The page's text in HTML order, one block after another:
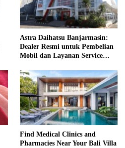
Astra Daihatsu Banjarmasin:
Dealer Resmi untuk Pembelian
Mobil dan Layanan Service
Find Medical Clinics and
Pharmacies Near Your Bali Villa